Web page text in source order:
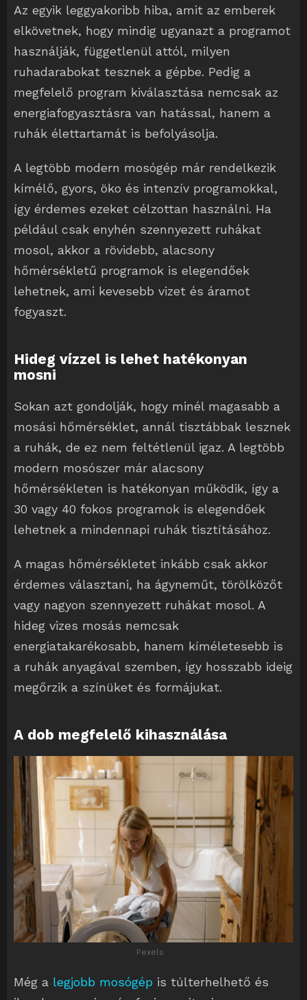
Az egyik leggyakoribb hiba, amit az emberek
elkövetnek, hogy mindig ugyanazt a programot
használják, függetlenül attól, milyen
ruhadarabokat tesznek a gépbe. Pedig a
megfelelő program kiválasztása nemcsak az
energiafogyasztásra van hatással, hanem a
ruhák élettartamát is befolyásolja.
A legtöbb modern mosógép már rendelkezik
kímélő, gyors, öko és intenzív programokkal,
így érdemes ezeket célzottan használni. Ha
például csak enyhén szennyezett ruhákat
mosol, akkor a rövidebb, alacsony
hőmérsékletű programok is elegendőek
lehetnek, ami kevesebb vizet és áramot
fogyaszt.
Hideg vízzel is lehet hatékonyan
mosni
Sokan azt gondolják, hogy minél magasabb a
mosási hőmérséklet, annál tisztábbak lesznek
a ruhák, de ez nem feltétlenül igaz. A legtöbb
modern mosószer már alacsony
hőmérsékleten is hatékonyan működik, így a
30 vagy 40 fokos programok is elegendőek
lehetnek a mindennapi ruhák tisztításához.
A magas hőmérsékletet inkább csak akkor
érdemes választani, ha ágyneműt, törölközőt
vagy nagyon szennyezett ruhákat mosol. A
hideg vizes mosás nemcsak
energiatakarékosabb, hanem kíméletesebb is
a ruhák anyagával szemben, így hosszabb ideig
megőrzik a színüket és formájukat.
A dob megfelelő kihasználása
Pexels
Még a legjobb mosógép is túlterhelhető és